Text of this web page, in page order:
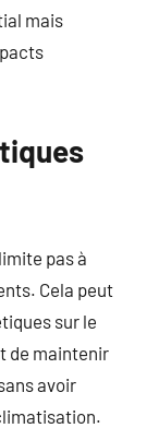
mais
pas à
Cela peut
sur le
de maintenir
avoir